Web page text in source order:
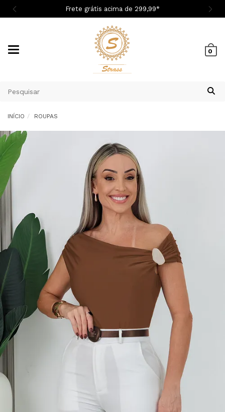
Cupom 1ª Compra BEMVINDASM
0
INÍCIO ROUPAS